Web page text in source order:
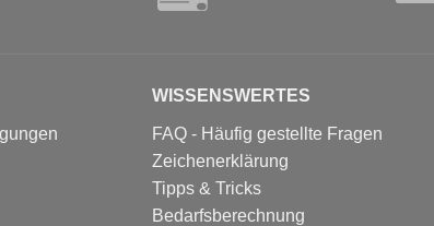
WISSENSWERTES
FAQ - Häufig gestellte Fragen
Zeichenerklärung
Tipps & Tricks
Bedarfsberechnung